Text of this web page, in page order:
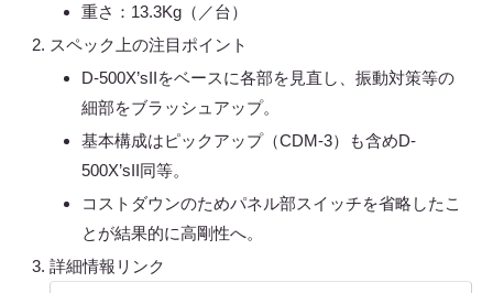
重さ：13.3Kg（／台）
スペック上の注目ポイント
D-500X’sIIをベースに各部を見直し、振動対策等の
細部をブラッシュアップ。
基本構成はピックアップ（CDM-3）も含めD-
500X’sII同等。
コストダウンのためパネル部スイッチを省略したこ
とが結果的に高剛性へ。
詳細情報リンク